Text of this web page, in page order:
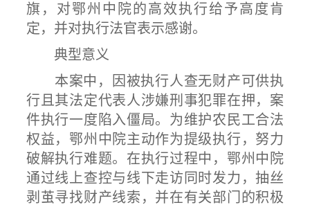
旗，对鄂州中院的高效执行给予高度肯
定，并对执行法官表示感谢。
典型意义
本案中，因被执行人查无财产可供执
行且其法定代表人涉嫌刑事犯罪在押，案
件执行一度陷入僵局。为维护农民工合法
权益，鄂州中院主动作为提级执行，努力
破解执行难题。在执行过程中，鄂州中院
通过线上查控与线下走访同时发力，抽丝
剥茧寻找财产线索，并在有关部门的积极